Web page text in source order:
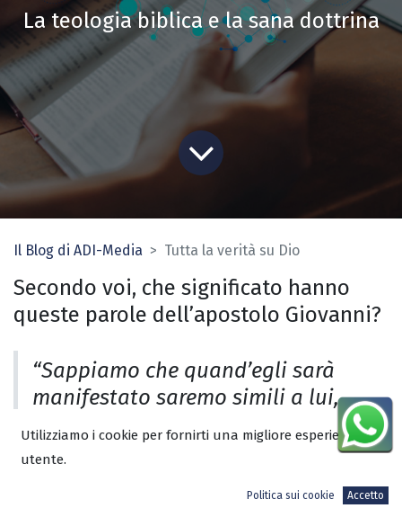
La teologia biblica e la sana dottrina
Il Blog di ADI-Media Tutta la verità su Dio
Secondo voi, che significato hanno
queste parole dell’apostolo Giovanni?
“Sappiamo che quand’egli sarà
manifestato saremo simili a lui,
perché lo vedremo com’egli è” (I
Giovanni 3:2).
Se avete letto attentamente la trama
Utilizziamo i cookie per fornirti una migliore esperienza
utente.
Politica sui cookie Accetto